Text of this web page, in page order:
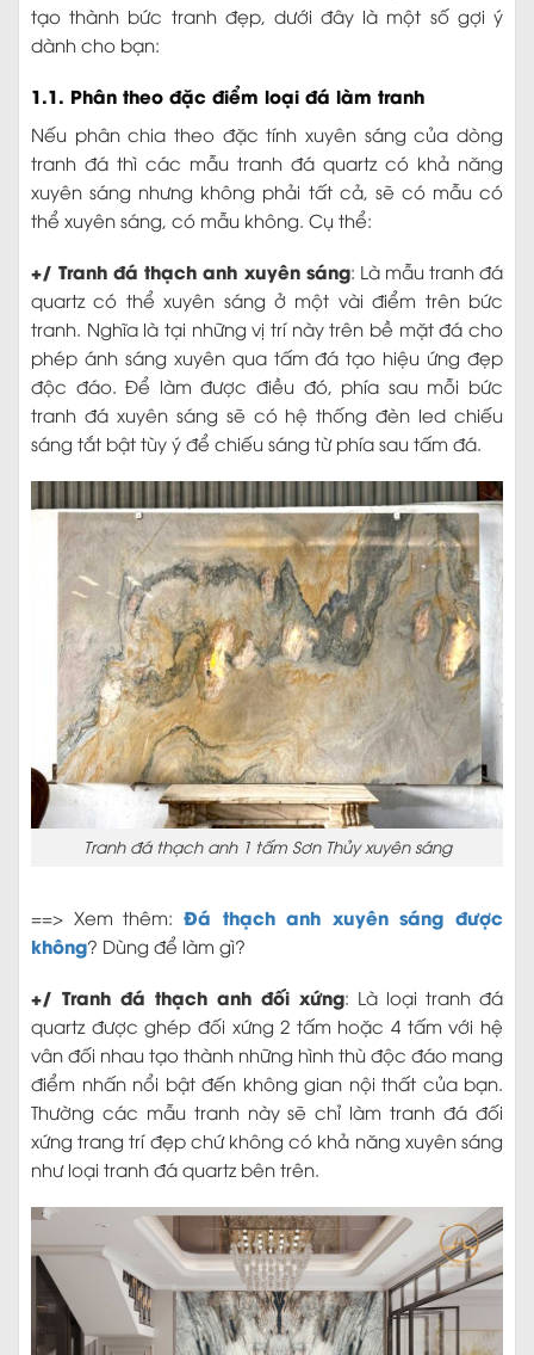
tạo thành bức tranh đẹp, dưới đây là một số gợi ý
dành cho bạn:
1.1. Phân theo đặc điểm loại đá làm tranh
Nếu phân chia theo đặc tính xuyên sáng của dòng
tranh đá thì các mẫu tranh đá quartz có khả năng
xuyên sáng nhưng không phải tất cả, sẽ có mẫu có
thể xuyên sáng, có mẫu không. Cụ thể:
+/ Tranh đá thạch anh xuyên sáng: Là mẫu tranh đá
quartz có thể xuyên sáng ở một vài điểm trên bức
tranh. Nghĩa là tại những vị trí này trên bề mặt đá cho
phép ánh sáng xuyên qua tấm đá tạo hiệu ứng đẹp
độc đáo. Để làm được điều đó, phía sau mỗi bức
tranh đá xuyên sáng sẽ có hệ thống đèn led chiếu
sáng tắt bật tùy ý để chiếu sáng từ phía sau tấm đá.
Tranh đá thạch anh 1 tấm Sơn Thủy xuyên sáng
==> Xem thêm: Đá thạch anh xuyên sáng được
không? Dùng để làm gì?
+/ Tranh đá thạch anh đối xứng: Là loại tranh đá
quartz được ghép đối xứng 2 tấm hoặc 4 tấm với hệ
vân đối nhau tạo thành những hình thù độc đáo mang
điểm nhấn nổi bật đến không gian nội thất của bạn.
Thường các mẫu tranh này sẽ chỉ làm tranh đá đối
xứng trang trí đẹp chứ không có khả năng xuyên sáng
như loại tranh đá quartz bên trên.